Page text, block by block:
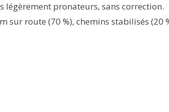
légèrement pronateurs, sans correction.
sur route (70 %), chemins stabilisés (20